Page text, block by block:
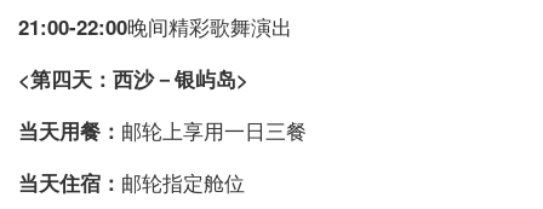
21:00-22:00晚间精彩歌舞演出
<第四天：西沙－银屿岛>
当天用餐： 邮轮上享用一日三餐
当天住宿： 邮轮指定舱位